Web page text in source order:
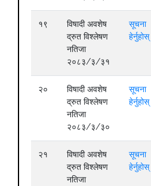
१९
विषादी अवशेष
द्रुत विश्लेषण
नतिजा
२०८३/३/३१
सूचना
हेर्नुहोस्
२०
विषादी अवशेष
द्रुत विश्लेषण
नतिजा
२०८३/३/३०
सूचना
हेर्नुहोस्
२१
विषादी अवशेष
द्रुत विश्लेषण
नतिजा
सूचना
हेर्नुहोस्